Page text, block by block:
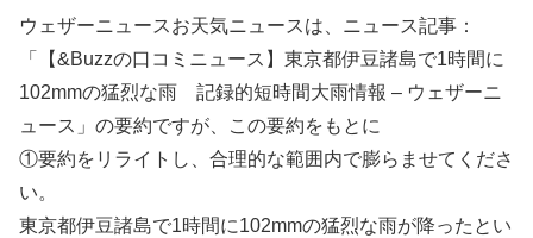
ウェザーニュースお天気ニュースは、ニュース記事：
「【&Buzzの口コミニュース】東京都伊豆諸島で1時間に
102mmの猛烈な雨 記録的短時間大雨情報 – ウェザーニ
ュース」の要約ですが、この要約をもとに
①要約をリライトし、合理的な範囲内で膨らませてくださ
い。
東京都伊豆諸島で1時間に102mmの猛烈な雨が降ったとい